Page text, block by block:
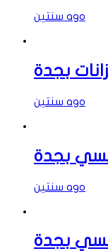
سنتين ago
بجدة
سنتين ago
بجدة
سنتين ago
بجدة